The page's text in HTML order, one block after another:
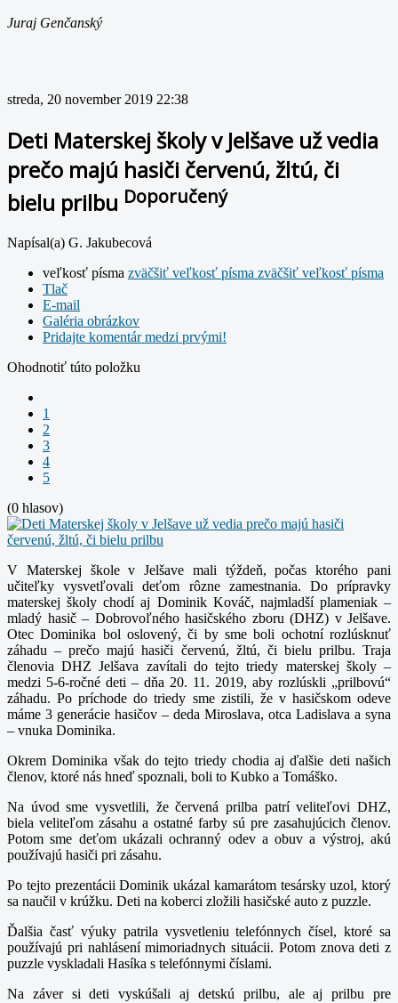
Juraj Genčanský
streda, 20 november 2019 22:38
Deti Materskej školy v Jelšave už vedia
prečo majú hasiči červenú, žltú, či
bielu prilbu Doporučený
Napísal(a) G. Jakubecová
veľkosť písma zväčšiť veľkosť písma zväčšiť veľkosť písma
Tlač
E-mail
Galéria obrázkov
Pridajte komentár medzi prvými!
Ohodnotiť túto položku
1
2
3
4
5
(0 hlasov)
V Materskej škole v Jelšave mali týždeň, počas ktorého pani
učiteľky vysvetľovali deťom rôzne zamestnania. Do prípravky
materskej školy chodí aj Dominik Kováč, najmladší plameniak –
mladý hasič – Dobrovoľného hasičského zboru (DHZ) v Jelšave.
Otec Dominika bol oslovený, či by sme boli ochotní rozlúsknuť
záhadu – prečo majú hasiči červenú, žltú, či bielu prilbu. Traja
členovia DHZ Jelšava zavítali do tejto triedy materskej školy –
medzi 5-6-ročné deti – dňa 20. 11. 2019, aby rozlúskli „prilbovú“
záhadu. Po príchode do triedy sme zistili, že v hasičskom odeve
máme 3 generácie hasičov – deda Miroslava, otca Ladislava a syna
– vnuka Dominika.
Okrem Dominika však do tejto triedy chodia aj ďalšie deti našich
členov, ktoré nás hneď spoznali, boli to Kubko a Tomáško.
Na úvod sme vysvetlili, že červená prilba patrí veliteľovi DHZ,
biela veliteľom zásahu a ostatné farby sú pre zasahujúcich členov.
Potom sme deťom ukázali ochranný odev a obuv a výstroj, akú
používajú hasiči pri zásahu.
Po tejto prezentácii Dominik ukázal kamarátom tesársky uzol, ktorý
sa naučil v krúžku. Deti na koberci zložili hasičské auto z puzzle.
Ďalšia časť výuky patrila vysvetleniu telefónnych čísel, ktoré sa
používajú pri nahlásení mimoriadnych situácii. Potom znova deti z
puzzle vyskladali Hasíka s telefónnymi číslami.
Na záver si deti vyskúšali aj detskú prilbu, ale aj prilbu pre